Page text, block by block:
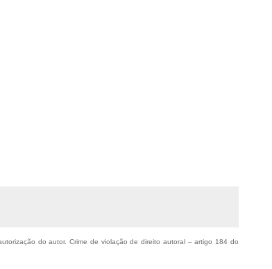
do autor. Crime de violação de direito autoral – artigo 184 do